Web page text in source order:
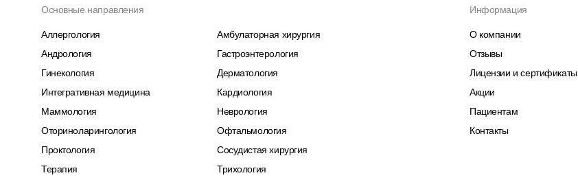
Основные направления
Аллергология
Амбулаторная хирургия
Андрология
Гастроэнтерология
Гинекология
Дерматология
Интегративная медицина
Кардиология
Маммология
Неврология
Оториноларингология
Офтальмология
Проктология
Сосудистая хирургия
Терапия
Трихология
Информация
О компании
Отзывы
Лицензии и сертификаты
Акции
Пациентам
Контакты